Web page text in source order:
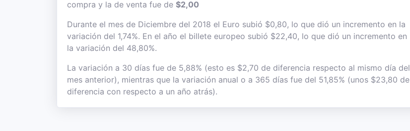
compra y la de venta fue de $2,00
Durante el mes de Diciembre del 2018 el Euro subió $0,80, lo que dió un incremento en la
variación del 1,74%. En el año el billete europeo subió $22,40, lo que dió un incremento en
la variación del 48,80%.
La variación a 30 días fue de 5,88% (esto es $2,70 de diferencia respecto al mismo día del
mes anterior), mientras que la variación anual o a 365 días fue del 51,85% (unos $23,80 de
diferencia con respecto a un año atrás).